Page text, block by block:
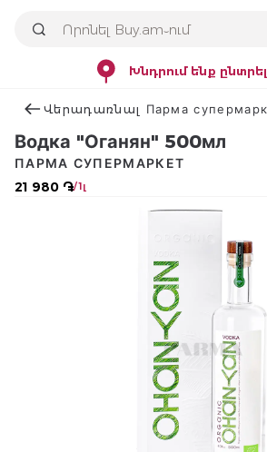
Խնդրում ենք
Վերադառնալ Парма
Водка "Оганян" 500мл
21 980 ֏/ 1լ
ПАРМА СУПЕРМАРКЕТ